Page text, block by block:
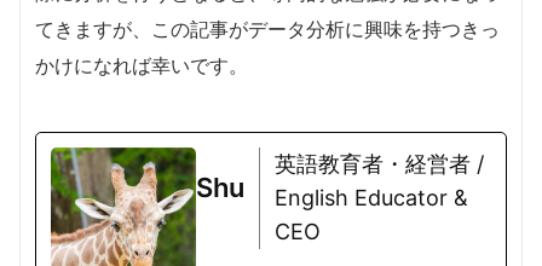
てきますが、この記事がデータ分析に興味を持つきっ
かけになれば幸いです。
Shu
英語教育者・経営者 /
English Educator &
CEO